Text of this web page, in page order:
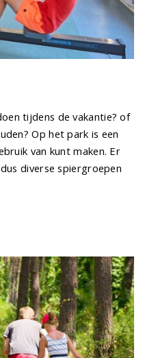
tijdens de vakantie? of
Op het park is een
van kunt maken. Er
dus diverse spiergroepen